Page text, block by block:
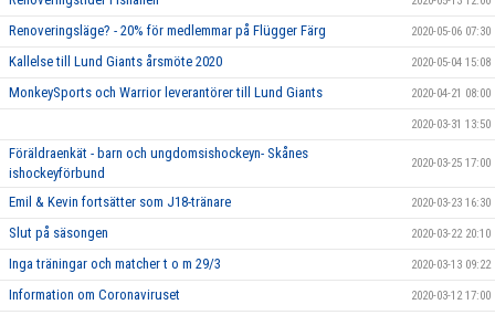
Renoveringsläge? - 20% för medlemmar på Flügger Färg 2020-05-06 07:30
Kallelse till Lund Giants årsmöte 2020 2020-05-04 15:08
MonkeySports och Warrior leverantörer till Lund Giants 2020-04-21 08:00
2020-03-31 13:50
Föräldraenkät - barn och ungdomsishockeyn- Skånes
ishockeyförbund
2020-03-25 17:00
Emil & Kevin fortsätter som J18-tränare 2020-03-23 16:30
Slut på säsongen 2020-03-22 20:10
Inga träningar och matcher t o m 29/3 2020-03-13 09:22
Information om Coronaviruset 2020-03-12 17:00